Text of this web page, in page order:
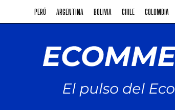
PERÚ ARGENTINA BOLIVIA CHILE COLOMBIA